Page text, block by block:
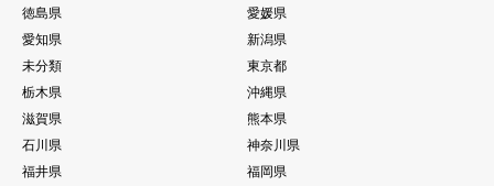
徳島県
愛媛県
愛知県
新潟県
未分類
東京都
栃木県
沖縄県
滋賀県
熊本県
石川県
神奈川県
福井県
福岡県